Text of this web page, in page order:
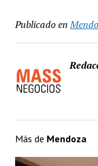
Publicado en
Más de Mendoza